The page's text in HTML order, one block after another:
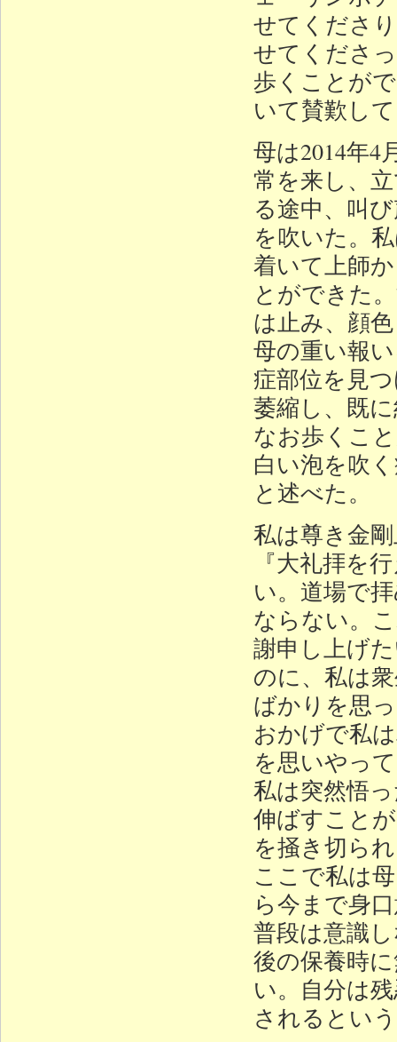
せてくださ
せてくださ
歩くことが
いて賛歎し
母は2014年4
常を来し、
る途中、叫
を吹いた。
着いて上師
とができた
は止み、顔
母の重い報
症部位を見
萎縮し、既
なお歩くこ
白い泡を吹
と述べた。
私は尊き金
『大礼拝を
い。道場で
ならない。
謝申し上げ
のに、私は
ばかりを思
おかげで私
を思いやっ
私は突然悟
伸ばすこと
を掻き切ら
ここで私は
ら今まで身
普段は意識
後の保養時
い。自分は
されるとい